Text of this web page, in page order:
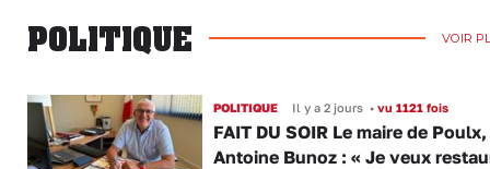
POLITIQUE VOIR
POLITIQUE Il y a 2 jours •vu 1121 fois
FAIT DU SOIR Le maire de
Antoine Bunoz : « Je veux